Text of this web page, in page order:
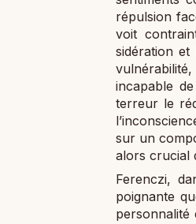
répulsion
voit
sidération et
incapable
terreur le
sur un
alors crucial
Ferenczi,
poignante